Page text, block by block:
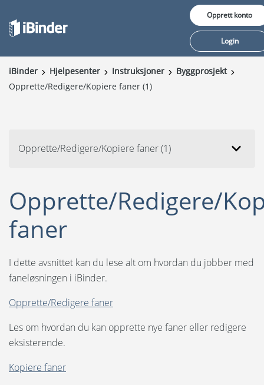
Våre tjenester
Innsikt
Språk:
English
Svenska
Opprett konto
Login
iBinder Hjelpesenter Instruksjoner
Byggprosjekt
Opprette/Redigere/Kopiere faner (1)
Opprette/Redigere/Kopiere faner (1)
Opprett ny perm
Rediger perminformasjon
Invitere deltakere og sette tillatelser
Opprette/Redigere/Kopiere faner (1)
Opprette/Redigere/
faner
I dette avsnittet kan du lese alt om hvordan du jobber med
faneløsningen i iBinder.
Opprette/Redigere faner
Les om hvordan du kan opprette nye faner eller redigere
eksisterende.
Kopiere faner